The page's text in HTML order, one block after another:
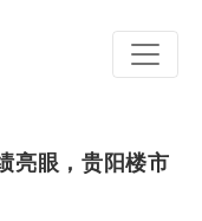
亮眼，贵阳楼市